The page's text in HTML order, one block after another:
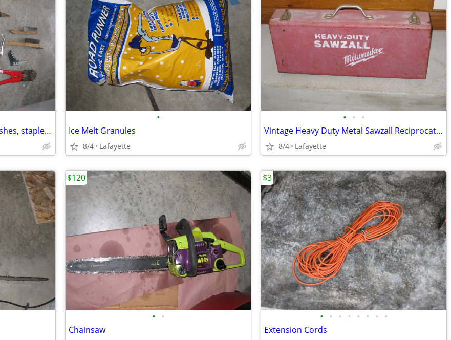
Screw drivers, hammer, wire brushes, stapler, saws, crimps, Misc Hand
•
Ice Melt Granules
8/4 Lafayette
• • •
Vintage Heavy Duty Metal Sawzall Reciprocating Saw Case
8/4 Lafayette
• •
Chainsaw
$120
• • • • • • • •
Extension Cords
$3